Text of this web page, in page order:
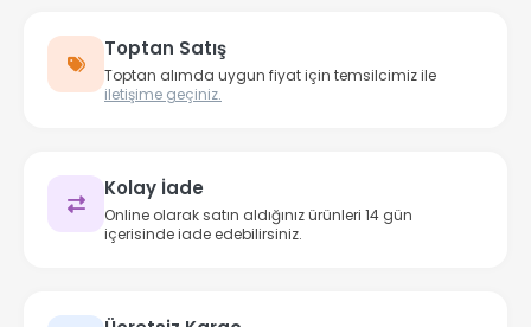
Toptan Satış
Toptan alımda uygun fiyat için temsilcimiz ile
iletişime geçiniz.
Kolay İade
Online olarak satın aldığınız ürünleri 14 gün
içerisinde iade edebilirsiniz.